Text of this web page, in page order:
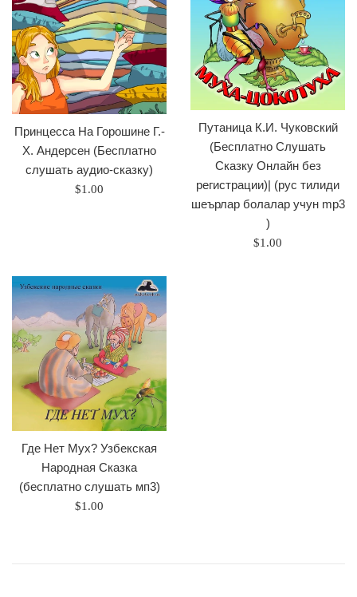
Принцесса На Горошине Г.-
Х. Андерсен (Бесплатно
слушать аудио-сказку)
Regular
$1.00
Путаница К.И. Чуковский
(Бесплатно Слушать
Сказку Онлайн без
регистрации)| (рус тилиди
шеърлар болалар учун mp3
)
Regular
$1.00
Где Нет Мух? Узбекская
Народная Сказка
(бесплатно слушать мп3)
Regular
$1.00